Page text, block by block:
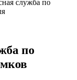
служба по
по